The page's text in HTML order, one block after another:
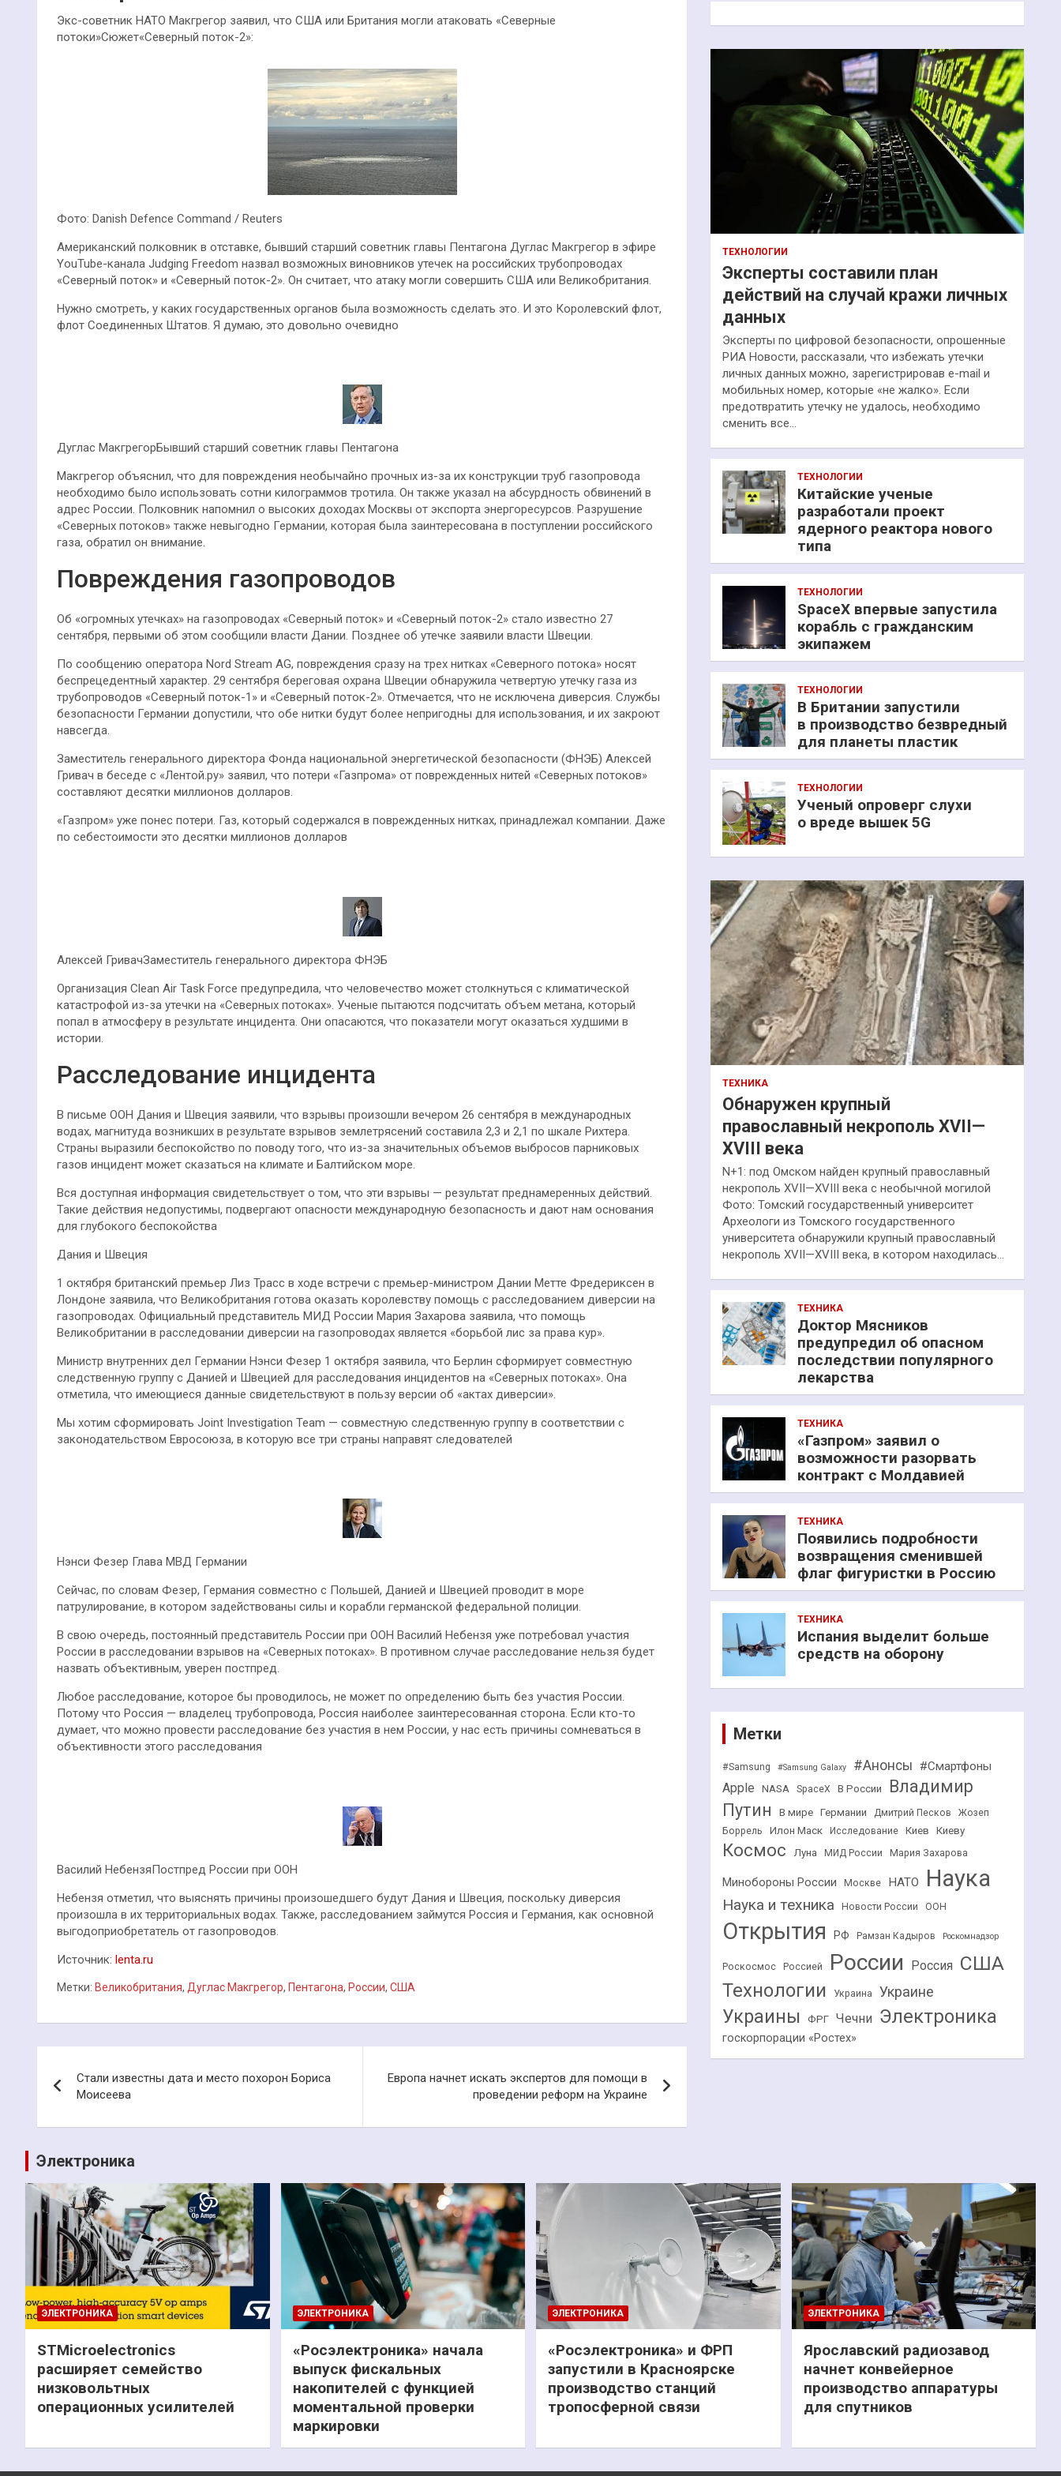
Экс-советник НАТО Макгрегор заявил, что США или Британия могли атаковать «Северные
потоки»Сюжет«Северный поток-2»:
Фото: Danish Defence Command / Reuters
Американский полковник в отставке, бывший старший советник главы Пентагона Дуглас Макгрегор в эфире
YouTube-канала Judging Freedom назвал возможных виновников утечек на российских трубопроводах
«Северный поток» и «Северный поток-2». Он считает, что атаку могли совершить США или Великобритания.
Нужно смотреть, у каких государственных органов была возможность сделать это. И это Королевский флот,
флот Соединенных Штатов. Я думаю, это довольно очевидно
Дуглас МакгрегорБывший старший советник главы Пентагона
Макгрегор объяснил, что для повреждения необычайно прочных из-за их конструкции труб газопровода
необходимо было использовать сотни килограммов тротила. Он также указал на абсурдность обвинений в
адрес России. Полковник напомнил о высоких доходах Москвы от экспорта энергоресурсов. Разрушение
«Северных потоков» также невыгодно Германии, которая была заинтересована в поступлении российского
газа, обратил он внимание.
Повреждения газопроводов
Об «огромных утечках» на газопроводах «Северный поток» и «Северный поток-2» стало известно 27
сентября, первыми об этом сообщили власти Дании. Позднее об утечке заявили власти Швеции.
По сообщению оператора Nord Stream AG, повреждения сразу на трех нитках «Северного потока» носят
беспрецедентный характер. 29 сентября береговая охрана Швеции обнаружила четвертую утечку газа из
трубопроводов «Северный поток-1» и «Северный поток-2». Отмечается, что не исключена диверсия. Службы
безопасности Германии допустили, что обе нитки будут более непригодны для использования, и их закроют
навсегда.
Заместитель генерального директора Фонда национальной энергетической безопасности (ФНЭБ) Алексей
Гривач в беседе с «Лентой.ру» заявил, что потери «Газпрома» от поврежденных нитей «Северных потоков»
составляют десятки миллионов долларов.
«Газпром» уже понес потери. Газ, который содержался в поврежденных нитках, принадлежал компании. Даже
по себестоимости это десятки миллионов долларов
Алексей ГривачЗаместитель генерального директора ФНЭБ
Организация Clean Air Task Force предупредила, что человечество может столкнуться с климатической
катастрофой из-за утечки на «Северных потоках». Ученые пытаются подсчитать объем метана, который
попал в атмосферу в результате инцидента. Они опасаются, что показатели могут оказаться худшими в
истории.
Расследование инцидента
В письме ООН Дания и Швеция заявили, что взрывы произошли вечером 26 сентября в международных
водах, магнитуда возникших в результате взрывов землетрясений составила 2,3 и 2,1 по шкале Рихтера.
Страны выразили беспокойство по поводу того, что из-за значительных объемов выбросов парниковых
газов инцидент может сказаться на климате и Балтийском море.
Вся доступная информация свидетельствует о том, что эти взрывы — результат преднамеренных действий.
Такие действия недопустимы, подвергают опасности международную безопасность и дают нам основания
для глубокого беспокойства
Дания и Швеция
1 октября британский премьер Лиз Трасс в ходе встречи с премьер-министром Дании Метте Фредериксен в
Лондоне заявила, что Великобритания готова оказать королевству помощь с расследованием диверсии на
газопроводах. Официальный представитель МИД России Мария Захарова заявила, что помощь
Великобритании в расследовании диверсии на газопроводах является «борьбой лис за права кур».
Министр внутренних дел Германии Нэнси Фезер 1 октября заявила, что Берлин сформирует совместную
следственную группу с Данией и Швецией для расследования инцидентов на «Северных потоках». Она
отметила, что имеющиеся данные свидетельствуют в пользу версии об «актах диверсии».
Мы хотим сформировать Joint Investigation Team — совместную следственную группу в соответствии с
законодательством Евросоюза, в которую все три страны направят следователей
Нэнси Фезер Глава МВД Германии
Сейчас, по словам Фезер, Германия совместно с Польшей, Данией и Швецией проводит в море
патрулирование, в котором задействованы силы и корабли германской федеральной полиции.
В свою очередь, постоянный представитель России при ООН Василий Небензя уже потребовал участия
России в расследовании взрывов на «Северных потоках». В противном случае расследование нельзя будет
назвать объективным, уверен постпред.
Любое расследование, которое бы проводилось, не может по определению быть без участия России.
Потому что Россия — владелец трубопровода, Россия наиболее заинтересованная сторона. Если кто-то
думает, что можно провести расследование без участия в нем России, у нас есть причины сомневаться в
объективности этого расследования
Василий НебензяПостпред России при ООН
Небензя отметил, что выяснять причины произошедшего будут Дания и Швеция, поскольку диверсия
произошла в их территориальных водах. Также, расследованием займутся Россия и Германия, как основной
выгодоприобретатель от газопроводов.
Источник: lenta.ru
Метки: Великобритания, Дуглас Макгрегор, Пентагона, России, США
по
записям
Стали известны дата и место похорон Бориса
Моисеева
Европа начнет искать экспертов для помощи в
проведении реформ на Украине
к
ТЕХНОЛОГИИ
Эксперты составили план
действий на случай кражи личных
данных
Эксперты по цифровой безопасности, опрошенные
РИА Новости, рассказали, что избежать утечки
личных данных можно, зарегистрировав e-mail и
мобильных номер, которые «не жалко». Если
предотвратить утечку не удалось, необходимо
сменить все…
ТЕХНОЛОГИИ
Китайские ученые
разработали проект
ядерного реактора нового
типа
ТЕХНОЛОГИИ
SpaceX впервые запустила
корабль с гражданским
экипажем
ТЕХНОЛОГИИ
В Британии запустили
в производство безвредный
для планеты пластик
ТЕХНОЛОГИИ
Ученый опроверг слухи
о вреде вышек 5G
ТЕХНИКА
Обнаружен крупный
православный некрополь XVII—
XVIII века
N+1: под Омском найден крупный православный
некрополь XVII—XVIII века с необычной могилой
Фото: Томский государственный университет
Археологи из Томского государственного
университета обнаружили крупный православный
некрополь XVII—XVIII века, в котором находилась…
ТЕХНИКА
Доктор Мясников
предупредил об опасном
последствии популярного
лекарства
ТЕХНИКА
«Газпром» заявил о
возможности разорвать
контракт с Молдавией
ТЕХНИКА
Появились подробности
возвращения сменившей
флаг фигуристки в Россию
ТЕХНИКА
Испания выделит больше
средств на оборону
Метки
#Samsung #Samsung Galaxy #Анонсы #Смартфоны
Apple NASA SpaceX В России
Владимир
Путин
В мире Германии Дмитрий Песков
Жозеп
Боррель
Илон Маск Исследование Киев Киеву
Космос Луна МИД России Мария Захарова
Минобороны России Москве НАТО Наука
Наука и техника Новости России ООН
Открытия РФ Рамзан Кадыров Роскомнадзор
Роскосмос Россией России Россия США
Технологии Украина Украине
Украины ФРГ Чечни Электроника
госкорпорации «Ростех»
Электроника
ЭЛЕКТРОНИКА
STMicroelectronics
расширяет семейство
низковольтных
операционных усилителей
ЭЛЕКТРОНИКА
«Росэлектроника» начала
выпуск фискальных
накопителей с функцией
моментальной проверки
маркировки
ЭЛЕКТРОНИКА
«Росэлектроника» и ФРП
запустили в Красноярске
производство станций
тропосферной связи
ЭЛЕКТРОНИКА
Ярославский радиозавод
начнет конвейерное
производство аппаратуры
для спутников